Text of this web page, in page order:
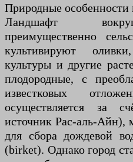
Природные
Ландшафт
преимущественно
культивируют
культуры и другие
плодородные, с
известковых
осуществляется за
источник Рас-аль-Айн),
для сбора дождевой
(birket). Однако город